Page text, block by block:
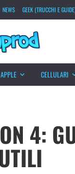
NEWS GEEK (TRUCCHI E
APPLE CELLULARI
4: